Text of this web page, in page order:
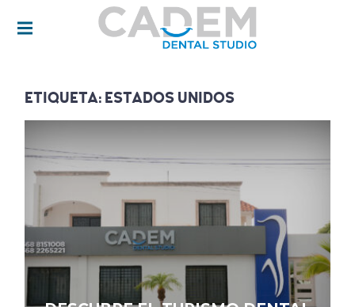
MOCHIS
DENTISTA EN LOS MOCHIS. DISEÑO DE
SONRISA, INVISALIGN, BRACKETS
TRANSPARENTES, PERIODONCIA,
ENDODONCIA, LIMPIEZA DENTAL,
BLANQUEAMIENTO DENTAL.
ETIQUETA: ESTADOS UNIDOS